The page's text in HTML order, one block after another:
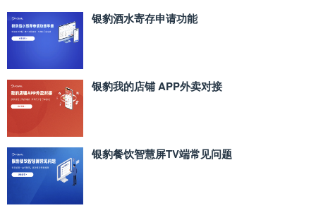
银豹酒水寄存申请功能
银豹我的店铺 APP外卖对接
银豹餐饮智慧屏TV端常见问题